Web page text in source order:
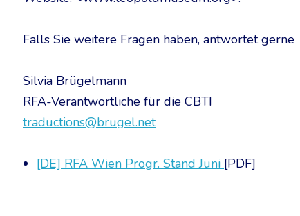
Falls Sie weitere Fragen haben, antwortet gerne
Silvia Brügelmann
RFA-Verantwortliche für die CBTI
traductions@brugel.net
[DE] RFA Wien Progr. Stand Juni [PDF]